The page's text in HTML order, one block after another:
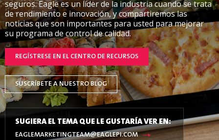
seguros. Eagle es un líder de la industria cuando se trata
de rendimiento e innovación, y compartiremos las
noticias que son importantes para usted para mejorar
su programa de control de calidad.
REGÍSTRESE EN EL CENTRO DE RECURSOS
SUSCRÍBETE A NUESTRO BLOG
SUGIERA EL TEMA QUE LE GUSTARÍA VER EN:
EAGLEMARKETINGTEAM@EAGLEPI.COM